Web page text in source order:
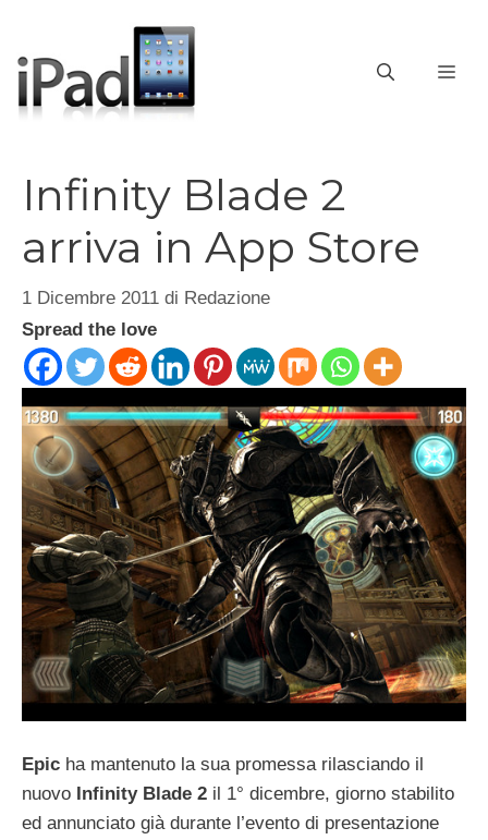
contenuto
Infinity Blade 2
arriva in App Store
1 Dicembre 2011 di Redazione
Spread the love
Epic ha mantenuto la sua promessa rilasciando il
nuovo Infinity Blade 2 il 1° dicembre, giorno stabilito
ed annunciato già durante l’evento di presentazione